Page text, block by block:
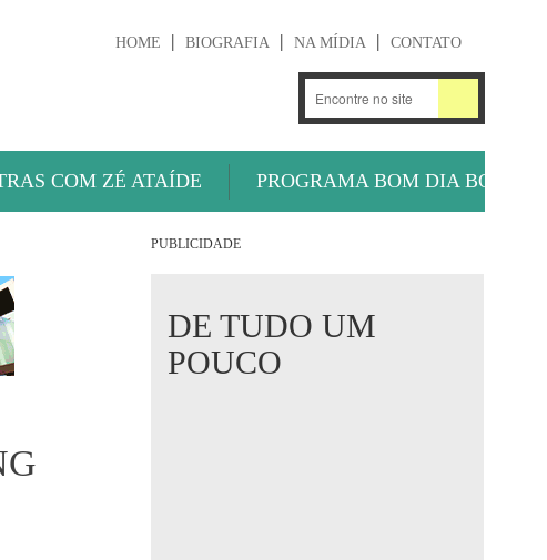
HOME BIOGRAFIA NA MÍDIA CONTATO
COM ZÉ ATAÍDE PROGRAMA BOM DIA BOLA
PUBLICIDADE
DE TUDO UM
POUCO